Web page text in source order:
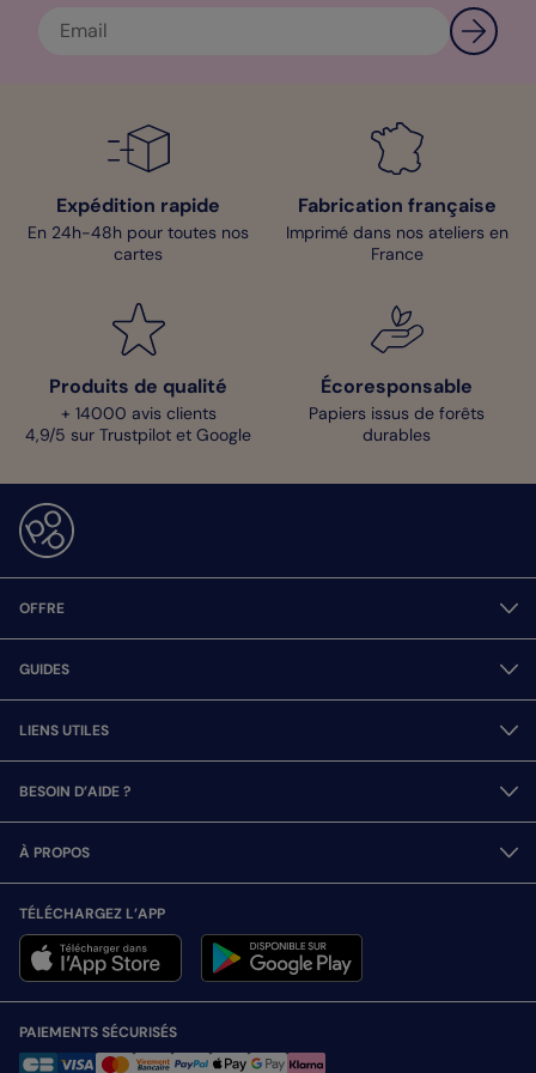
Expédition rapide
En 24h-48h pour toutes nos
cartes
Fabrication française
Imprimé dans nos ateliers en
France
Produits de qualité
+ 14000 avis clients
4,9/5 sur Trustpilot et Google
Écoresponsable
Papiers issus de forêts
durables
OFFRE
GUIDES
LIENS UTILES
BESOIN D’AIDE ?
À PROPOS
TÉLÉCHARGEZ L’APP
PAIEMENTS SÉCURISÉS